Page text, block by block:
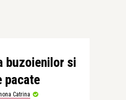
buzoienilor si
pacate
Catrina